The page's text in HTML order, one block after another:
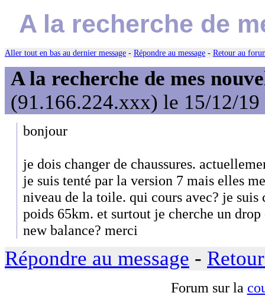
A la recherche de
Aller tout en bas au dernier message - Répondre au message - Retour au
A la recherche de mes
(91.166.224.xxx) le 15/12/19
bonjour
je dois changer de chaussures.
je suis tenté par la version 7 mais elles
niveau de la toile. qui cours avec? je suis
poids 65km. et surtout je cherche un drop
new balance? merci
Répondre au message -
Forum sur la